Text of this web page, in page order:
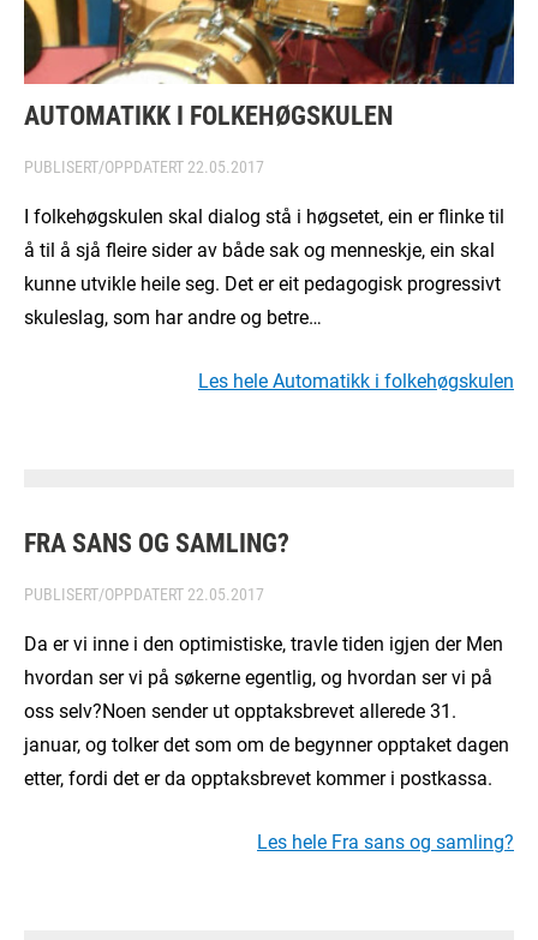
AUTOMATIKK I FOLKEHØGSKULEN
PUBLISERT/OPPDATERT 22.05.2017
I folkehøgskulen skal dialog stå i høgsetet, ein er flinke til
å til å sjå fleire sider av både sak og menneskje, ein skal
kunne utvikle heile seg. Det er eit pedagogisk progressivt
skuleslag, som har andre og betre…
Les hele Automatikk i folkehøgskulen
FRA SANS OG SAMLING?
PUBLISERT/OPPDATERT 22.05.2017
Da er vi inne i den optimistiske, travle tiden igjen der Men
hvordan ser vi på søkerne egentlig, og hvordan ser vi på
oss selv?Noen sender ut opptaksbrevet allerede 31.
januar, og tolker det som om de begynner opptaket dagen
etter, fordi det er da opptaksbrevet kommer i postkassa.
Les hele Fra sans og samling?